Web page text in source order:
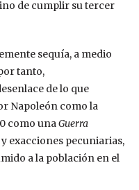
de cumplir su tercer
sequía, a medio
tanto,
de lo que
Napoleón como la
como unaGuerra
exacciones pecuniarias,
a la población en el